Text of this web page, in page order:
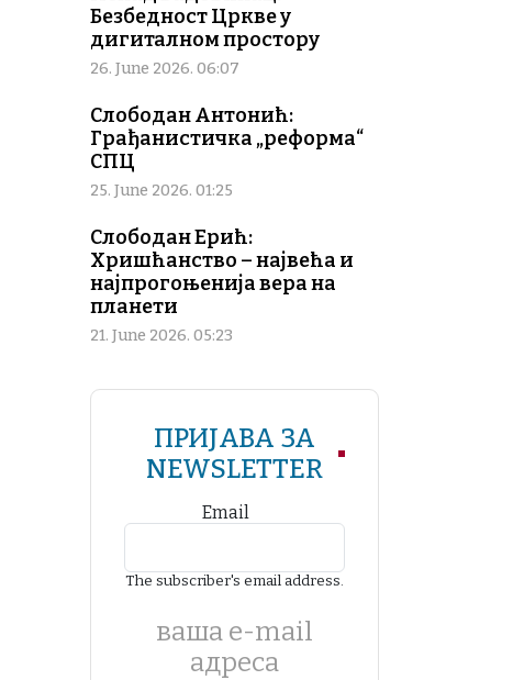
Безбедност Цркве у
дигиталном простору
26. June 2026. 06:07
Слободан Антонић:
Грађанистичка „реформа“
СПЦ
25. June 2026. 01:25
Слободан Ерић:
Хришћанство – највећа и
најпрогоњенија вера на
планети
21. June 2026. 05:23
ПРИЈАВА ЗА
NEWSLETTER
Email
The subscriber's email address.
ваша е-mail
адреса